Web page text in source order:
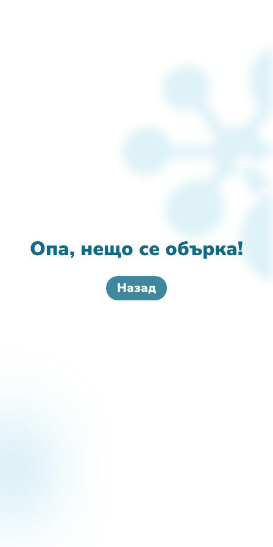
Опа, нещо се обърка!
Назад